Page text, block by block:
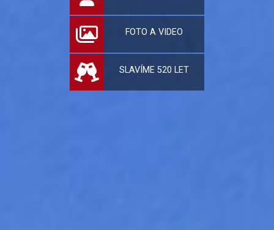
FOTO A VIDEO
SLAVÍME 520 LET